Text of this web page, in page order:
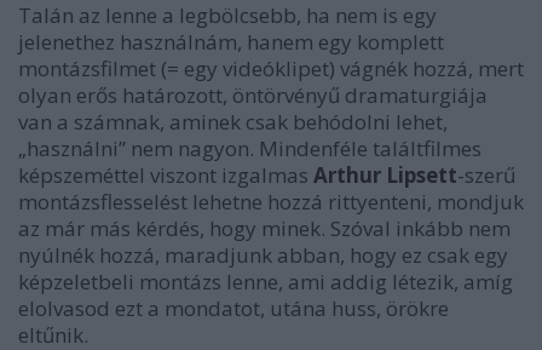
Talán az lenne a legbölcsebb, ha nem is egy
jelenethez használnám, hanem egy komplett
montázsfilmet (= egy videóklipet) vágnék hozzá, mert
olyan erős határozott, öntörvényű dramaturgiája
van a számnak, aminek csak behódolni lehet,
„használni” nem nagyon. Mindenféle találtfilmes
képszeméttel viszont izgalmas Arthur Lipsett-szerű
montázsflesselést lehetne hozzá rittyenteni, mondjuk
az már más kérdés, hogy minek. Szóval inkább nem
nyúlnék hozzá, maradjunk abban, hogy ez csak egy
képzeletbeli montázs lenne, ami addig létezik, amíg
elolvasod ezt a mondatot, utána huss, örökre
eltűnik.